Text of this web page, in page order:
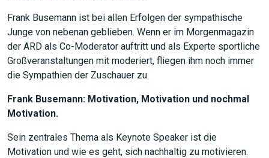
Frank Busemann ist bei allen Erfolgen der sympathische
Junge von nebenan geblieben. Wenn er im Morgenmagazin
der ARD als Co-Moderator auftritt und als Experte sportliche
Großveranstaltungen mit moderiert, fliegen ihm noch immer
die Sympathien der Zuschauer zu.
Frank Busemann: Motivation, Motivation und nochmal
Motivation.
Sein zentrales Thema als Keynote Speaker ist die
Motivation und wie es geht, sich nachhaltig zu motivieren.
JETZT SUCHEN